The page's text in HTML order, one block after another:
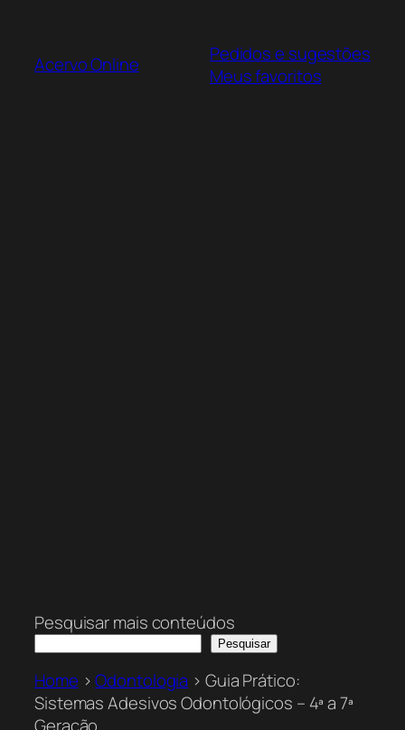
Acervo Online
Pedidos e sugestões
Meus favoritos
Pesquisar mais conteúdos
Pesquisar
Home >Odontologia > Guia Prático:
Sistemas Adesivos Odontológicos – 4ª a 7ª